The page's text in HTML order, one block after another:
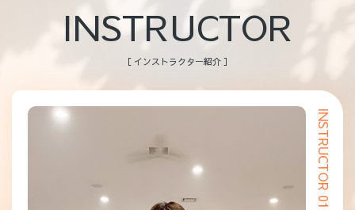
INSTRUCTOR
［ インストラクター紹介 ］
INSTRUCTOR 01